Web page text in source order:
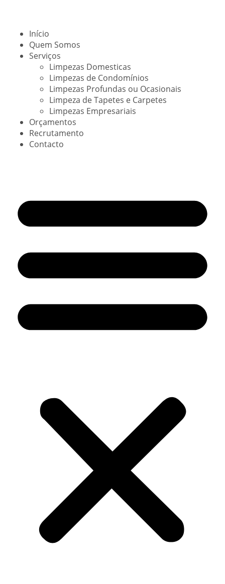
Início
Quem Somos
Serviços
Limpezas Domesticas
Limpezas de Condomínios
Limpezas Profundas ou Ocasionais
Limpeza de Tapetes e Carpetes
Limpezas Empresariais
Orçamentos
Recrutamento
Contacto